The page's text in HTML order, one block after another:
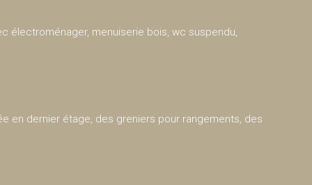
électroménager, menuiserie bois, wc suspendu,
en dernier étage, des greniers pour rangements, des